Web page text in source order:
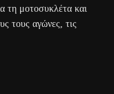
τη μοτοσυκλέτα και
τους αγώνες, τις